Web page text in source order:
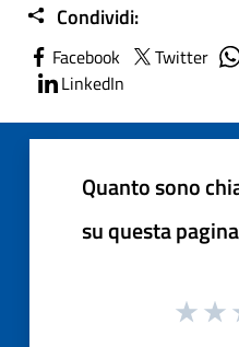
Condividi:
Facebook Twitter
LinkedIn
Quanto sono
su questa